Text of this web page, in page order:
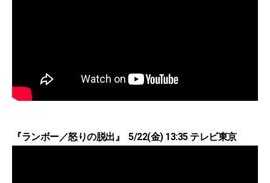
『ランボー／怒りの脱出』 5/22(金) 13:35 テレビ東京